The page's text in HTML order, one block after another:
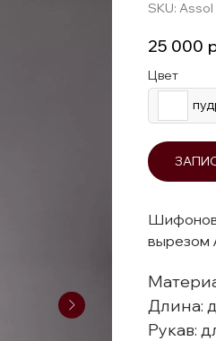
SKU: Assol
25 000
Цвет
вырезом
Длина:
Рукав: